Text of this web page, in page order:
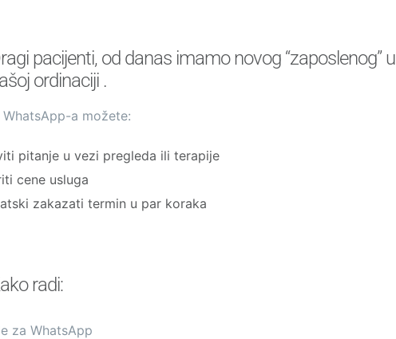
pacijenti, od danas imamo novog “zaposlenog” u
ordinaciji .
a možete:
pitanje u vezi pregleda ili terapije
cene usluga
zakazati termin u par koraka
radi:
za WhatsApp